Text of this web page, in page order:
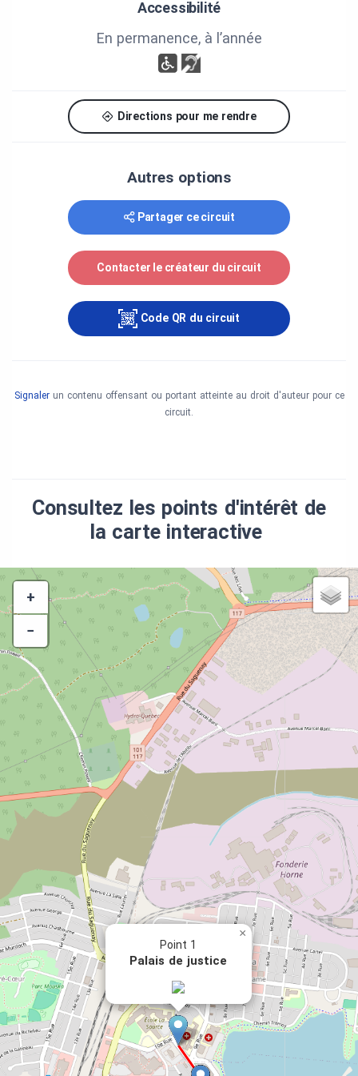
Production : Ville de Rouyn-Noranda, Services
communautaires et de proximité
Coordination : Lise Paquet
Harrisson, Kymie Beaulé, Kristopher Vandal
Vandal (2022)
Produit grâce à l'entente de développement
Culture et des Communications et la Ville de
Accessibilité
En permanence, à l’année
Directions pour me rendre
Autres options
Partager ce circuit
Contacter le créateur du circuit
Code QR du circuit
Signalerun contenu offensant ou portant atteinte au droit d'auteur pour ce
circuit.
Consultez les points d'intérêt de
la carte interactive
+
−
Point 1
Palais de justice
×